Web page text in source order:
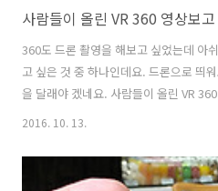
360도 드론 촬영을 해보고 싶었는데 아
고 싶은 것 중 하나인데요. 드론으로 띄
을 달래야 겠네요. 사람들이 올린 VR
레TV모바일 편 인데요. 영상을 보니 상당
다는 장점이 있습니다. 물론 사람의 시
를 돌려가면서 봐야하는데요. 그렇기
2016. 10. 13.